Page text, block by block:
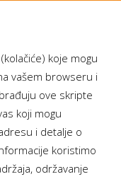
koje mogu
vašem browseru i
ove skripte
koji mogu
i detalje o
koristimo
održavanje